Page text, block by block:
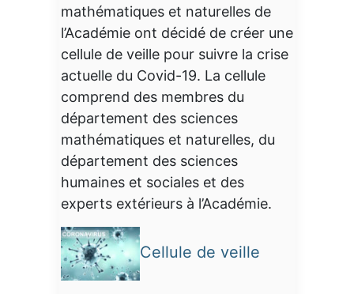
mathématiques et naturelles de
l’Académie ont décidé de créer une
cellule de veille pour suivre la crise
actuelle du Covid-19. La cellule
comprend des membres du
département des sciences
mathématiques et naturelles, du
département des sciences
humaines et sociales et des
experts extérieurs à l’Académie.
Cellule de veille